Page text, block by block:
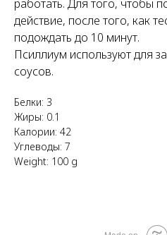
работать. Для того, чтобы
действие, после того, как
подождать до 10 минут.
Псиллиум используют для
соусов.
Белки: 3
Жиры: 0.1
Калории: 42
Углеводы: 7
Weight: 100 g